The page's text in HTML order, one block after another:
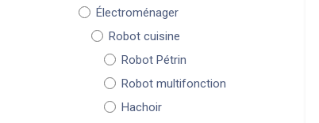
Électroménager
Robot cuisine
Robot Pétrin
Robot multifonction
Hachoir